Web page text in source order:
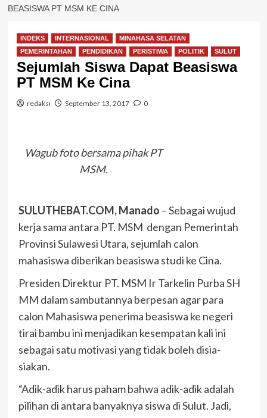
BEASISWA PT MSM KE CINA
INDEKS INTERNASIONAL
MINAHASA SELATAN
PEMERINTAHAN
PENDIDIKAN PERISTIWA POLITIK SULUT
Sejumlah Siswa Dapat Beasiswa
PT MSM Ke Cina
redaksi September 13, 2017 0
Wagub foto bersama pihak PT
MSM.
SULUTHEBAT.COM, Manado – Sebagai wujud
kerja sama antara PT. MSM dengan Pemerintah
Provinsi Sulawesi Utara, sejumlah calon
mahasiswa diberikan beasiswa studi ke Cina.
Presiden Direktur PT. MSM Ir Tarkelin Purba SH
MM dalam sambutannya berpesan agar para
calon Mahasiswa penerima beasiswa ke negeri
tirai bambu ini menjadikan kesempatan kali ini
sebagai satu motivasi yang tidak boleh disia-
siakan.
“Adik-adik harus paham bahwa adik-adik adalah
pilihan di antara banyaknya siswa di Sulut. Jadi,